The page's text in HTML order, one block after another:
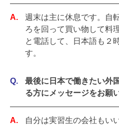
週末は主に休息です。自
ろを回って買い物して料
と電話して、日本語も２
す。
最後に日本で働きたい外
る方にメッセージをお願
自分は実習生の会社もい